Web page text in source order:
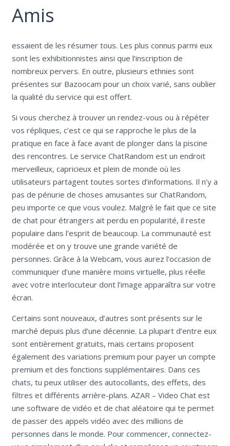
Amis
essaient de les résumer tous. Les plus connus parmi eux
sont les exhibitionnistes ainsi que l’inscription de
nombreux pervers. En outre, plusieurs ethnies sont
présentes sur Bazoocam pour un choix varié, sans oublier
la qualité du service qui est offert.
Si vous cherchez à trouver un rendez-vous ou à répéter
vos répliques, c’est ce qui se rapproche le plus de la
pratique en face à face avant de plonger dans la piscine
des rencontres. Le service ChatRandom est un endroit
merveilleux, capricieux et plein de monde où les
utilisateurs partagent toutes sortes d’informations. Il n’y a
pas de pénurie de choses amusantes sur ChatRandom,
peu importe ce que vous voulez. Malgré le fait que ce site
de chat pour étrangers ait perdu en popularité, il reste
populaire dans l’esprit de beaucoup. La communauté est
modérée et on y trouve une grande variété de
personnes. Grâce à la Webcam, vous aurez l’occasion de
communiquer d’une manière moins virtuelle, plus réelle
avec votre interlocuteur dont l’image apparaîtra sur votre
écran.
Certains sont nouveaux, d’autres sont présents sur le
marché depuis plus d’une décennie. La plupart d’entre eux
sont entièrement gratuits, mais certains proposent
également des variations premium pour payer un compte
premium et des fonctions supplémentaires. Dans ces
chats, tu peux utiliser des autocollants, des effets, des
filtres et différents arrière-plans. AZAR – Video Chat est
une software de vidéo et de chat aléatoire qui te permet
de passer des appels vidéo avec des millions de
personnes dans le monde. Pour commencer, connectez-